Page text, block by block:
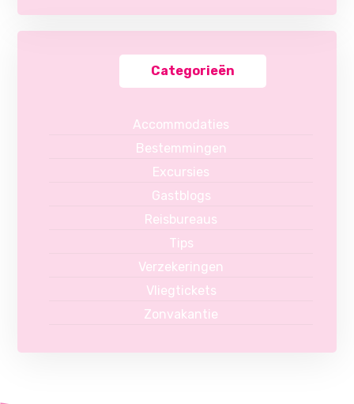
Categorieën
Accommodaties
Bestemmingen
Excursies
Gastblogs
Reisbureaus
Tips
Verzekeringen
Vliegtickets
Zonvakantie